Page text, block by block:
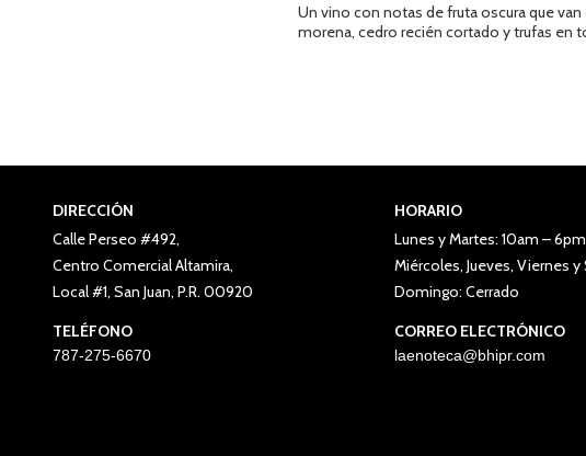
Un vino con notas de fruta oscura que
morena, cedro recién cortado y trufas en
DIRECCIÓN
Calle Perseo #492,
Centro Comercial Altamira,
Local #1, San Juan, P.R. 00920
TELÉFONO
787-275-6670
HORARIO
Lunes y Martes: 10am – 6pm
Miércoles, Jueves, Viernes
Domingo: Cerrado
CORREO ELECTRÓNICO
laenoteca@bhipr.com